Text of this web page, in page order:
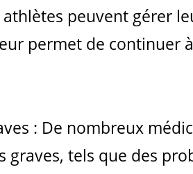
athlètes peuvent gérer
permet de continuer
: De nombreux
graves, tels que des